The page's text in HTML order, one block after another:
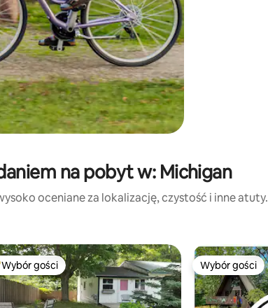
na pobyt w: Michigan
oceniane za lokalizację, czystość i inne atuty.
z kategorii Wybór gości
Wybór gości Wybór gości
Wybór gości